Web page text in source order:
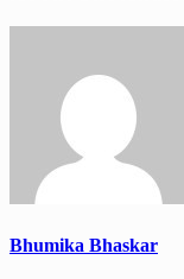
Bhumika Bhaskar